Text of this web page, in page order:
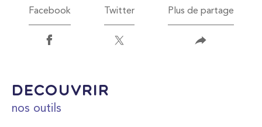
Facebook Twitter Plus de partage
découvrir
nos outils